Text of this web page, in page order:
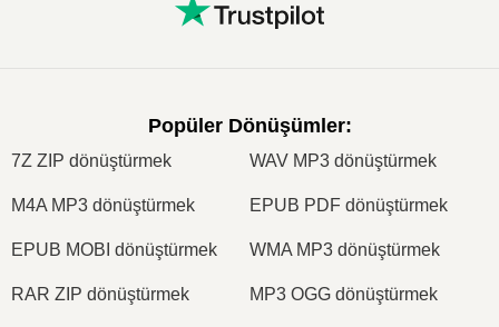
Popüler Dönüşümler:
7Z ZIP dönüştürmek WAV MP3 dönüştürmek
M4A MP3 dönüştürmek EPUB PDF dönüştürmek
EPUB MOBI dönüştürmek WMA MP3 dönüştürmek
RAR ZIP dönüştürmek MP3 OGG dönüştürmek